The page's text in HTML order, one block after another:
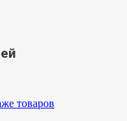
товаров